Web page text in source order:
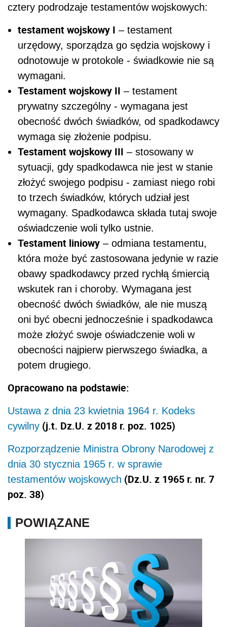
cztery podrodzaje testamentów wojskowych:
testament wojskowy I – testament
urzędowy, sporządza go sędzia wojskowy i
odnotowuje w protokole - świadkowie nie są
wymagani.
Testament wojskowy II – testament
prywatny szczególny - wymagana jest
obecność dwóch świadków, od spadkodawcy
wymaga się złożenie podpisu.
Testament wojskowy III – stosowany w
sytuacji, gdy spadkodawca nie jest w stanie
złożyć swojego podpisu - zamiast niego robi
to trzech świadków, których udział jest
wymagany. Spadkodawca składa tutaj swoje
oświadczenie woli tylko ustnie.
Testament liniowy – odmiana testamentu,
która może być zastosowana jedynie w razie
obawy spadkodawcy przed rychłą śmiercią
wskutek ran i choroby. Wymagana jest
obecność dwóch świadków, ale nie muszą
oni być obecni jednocześnie i spadkodawca
może złożyć swoje oświadczenie woli w
obecności najpierw pierwszego świadka, a
potem drugiego.
Opracowano na podstawie:
Ustawa z dnia 23 kwietnia 1964 r. Kodeks
cywilny (j.t. Dz.U. z 2018 r. poz. 1025)
Rozporządzenie Ministra Obrony Narodowej z
dnia 30 stycznia 1965 r. w sprawie
testamentów wojskowych (Dz.U. z 1965 r. nr. 7
poz. 38)
POWIĄZANE